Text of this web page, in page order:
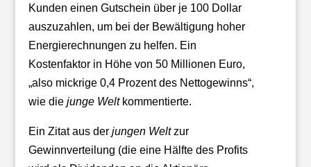
Kunden einen Gutschein über je 100 Dollar
auszuzahlen, um bei der Bewältigung hoher
Energierechnungen zu helfen. Ein
Kostenfaktor in Höhe von 50 Millionen Euro,
„also mickrige 0,4 Prozent des Nettogewinns“,
wie die junge Weltkommentierte.
Ein Zitat aus der jungen Weltzur
Gewinnverteilung (die eine Hälfte des Profits